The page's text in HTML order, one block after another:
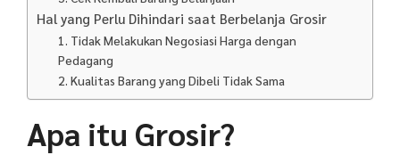
Hal yang Perlu Dihindari saat Berbelanja Grosir
1. Tidak Melakukan Negosiasi Harga dengan
Pedagang
2. Kualitas Barang yang Dibeli Tidak Sama
Apa itu Grosir?